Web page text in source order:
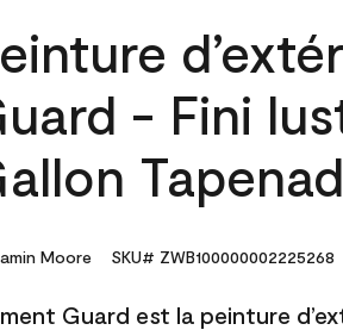
- Fini
Moore SKU# ZWB100000002225268
Guard est la peinture